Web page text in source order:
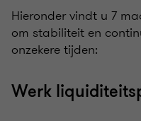
Hieronder vindt u 7
om stabiliteit en
onzekere tijden:
Werk